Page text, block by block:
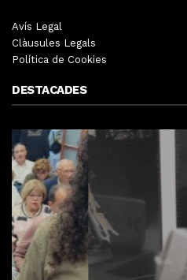
Avís Legal
Clàusules Legals
Política de Cookies
DESTACADES